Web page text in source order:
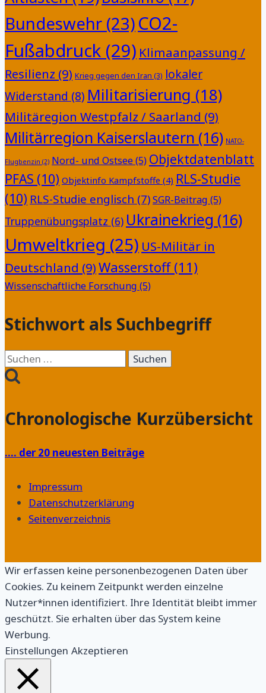
Bundeswehr (23)CO2-
Fußabdruck (29) Klimaanpassung /
Resilienz (9) Krieg gegen den Iran (3) lokaler
Widerstand (8) Militarisierung (18)
Militäregion Westpfalz / Saarland (9)
Militärregion Kaiserslautern (16) NATO-
Flugbenzin (2) Nord- und Ostsee(5) Objektdatenblatt
PFAS (10) Objektinfo Kampfstoffe (4) RLS-Studie
(10) RLS-Studie englisch (7)SGR-Beitrag (5)
Truppenübungsplatz (6) Ukrainekrieg (16)
Umweltkrieg (25) US-Militär in
Deutschland (9)Wasserstoff(11)
Wissenschaftliche Forschung (5)
Stichwort als Suchbegriff
Suchen
nach:
Chronologische Kurzübersicht
…. der 20 neuesten Beiträge
Impressum
Datenschutzerklärung
Seitenverzeichnis
Wir erfassen keine personenbezogenen Daten über
Cookies. Zu keinem Zeitpunkt werden einzelne
Nutzer*innen identifiziert. Ihre Identität bleibt immer
geschützt. Sie erhalten über das System keine
Werbung.
Einstellungen Akzeptieren